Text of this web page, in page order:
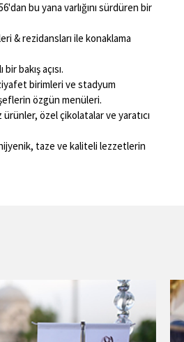
bu yana varlığını sürdüren bir
& rezidansları ile konaklama
bakış açısı.
birimleri ve stadyum
özgün menüleri.
ürünler, özel çikolatalar ve yaratıcı
taze ve kaliteli lezzetlerin